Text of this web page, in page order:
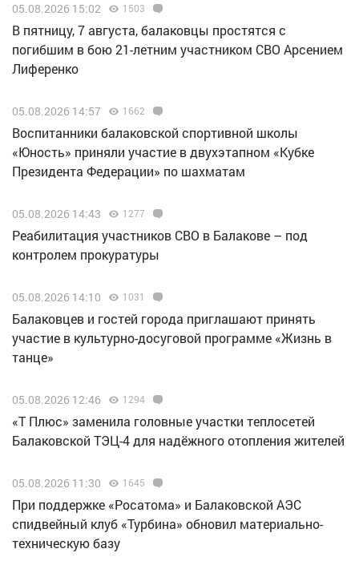
05.08.2026 15:02 1503
В пятницу, 7 августа, балаковцы простятся с
погибшим в бою 21-летним участником СВО Арсением
Лиференко
05.08.2026 14:57 1662
Воспитанники балаковской спортивной школы
«Юность» приняли участие в двухэтапном «Кубке
Президента Федерации» по шахматам
05.08.2026 14:43 1277
Реабилитация участников СВО в Балакове – под
контролем прокуратуры
05.08.2026 14:10 1031
Балаковцев и гостей города приглашают принять
участие в культурно-досуговой программе «Жизнь в
танце»
05.08.2026 12:46 1294
«Т Плюс» заменила головные участки теплосетей
Балаковской ТЭЦ-4 для надёжного отопления жителей
05.08.2026 11:30 1645
При поддержке «Росатома» и Балаковской АЭС
спидвейный клуб «Турбина» обновил материально-
техническую базу